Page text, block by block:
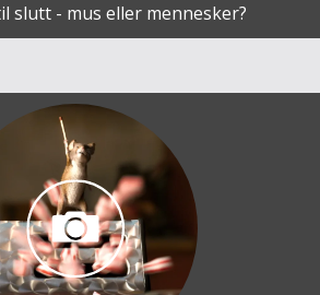
slutt - mus eller mennesker?